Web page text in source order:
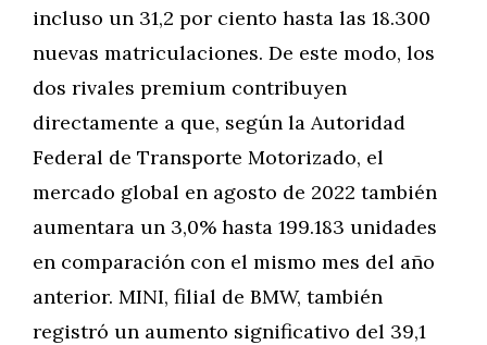
incluso un 31,2 por ciento hasta las 18.300
nuevas matriculaciones. De este modo, los
dos rivales premium contribuyen
directamente a que, según la Autoridad
Federal de Transporte Motorizado, el
mercado global en agosto de 2022 también
aumentara un 3,0% hasta 199.183 unidades
en comparación con el mismo mes del año
anterior. MINI, filial de BMW, también
registró un aumento significativo del 39,1